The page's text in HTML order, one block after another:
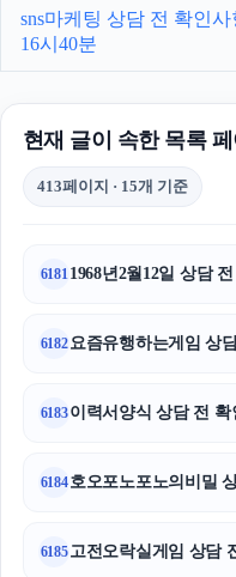
sns마케팅 상담 전 확인사
16시40분
현재 글이 속한 목록
413페이지 · 15개 기준
6181 1968년2월12일 상담
6182요즘유행하는게임 상
6183이력서양식 상담 전 확
6184호오포노포노의비밀
6185고전오락실게임 상담